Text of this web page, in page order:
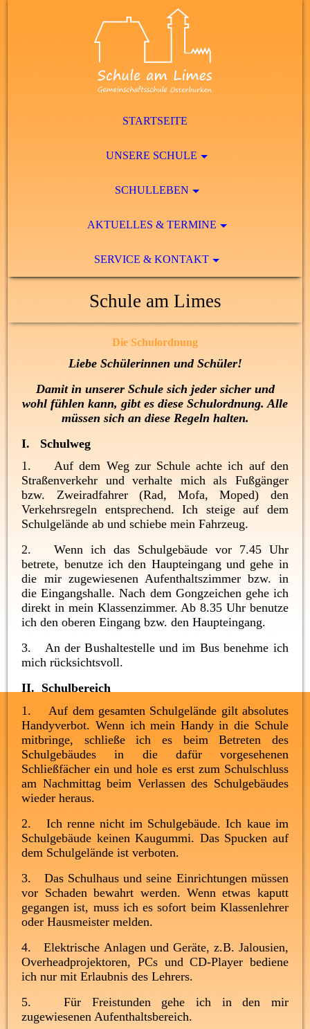
STARTSEITE
UNSERE SCHULE
SCHULLEBEN
AKTUELLES & TERMINE
SERVICE & KONTAKT
Schule am Limes
Die Schulordnung
Liebe Schülerinnen und Schüler!
Damit in unserer Schule sich jeder sicher und
wohl fühlen kann, gibt es diese Schulordnung. Alle
müssen sich an diese Regeln halten.
I. Schulweg
1. Auf dem Weg zur Schule achte ich auf den
Straßenverkehr und verhalte mich als Fußgänger
bzw. Zweiradfahrer (Rad, Mofa, Moped) den
Verkehrsregeln entsprechend. Ich steige auf dem
Schulgelände ab und schiebe mein Fahrzeug.
2. Wenn ich das Schulgebäude vor 7.45 Uhr
betrete, benutze ich den Haupteingang und gehe in
die mir zugewiesenen Aufenthaltszimmer bzw. in
die Eingangshalle. Nach dem Gongzeichen gehe ich
direkt in mein Klassenzimmer. Ab 8.35 Uhr benutze
ich den oberen Eingang bzw. den Haupteingang.
3. An der Bushaltestelle und im Bus benehme ich
mich rücksichtsvoll.
II. Schulbereich
1. Auf dem gesamten Schulgelände gilt absolutes
Handyverbot. Wenn ich mein Handy in die Schule
mitbringe, schließe ich es beim Betreten des
Schulgebäudes in die dafür vorgesehenen
Schließfächer ein und hole es erst zum Schulschluss
am Nachmittag beim Verlassen des Schulgebäudes
wieder heraus.
2. Ich renne nicht im Schulgebäude. Ich kaue im
Schulgebäude keinen Kaugummi. Das Spucken auf
dem Schulgelände ist verboten.
3. Das Schulhaus und seine Einrichtungen müssen
vor Schaden bewahrt werden. Wenn etwas kaputt
gegangen ist, muss ich es sofort beim Klassenlehrer
oder Hausmeister melden.
4. Elektrische Anlagen und Geräte, z.B. Jalousien,
Overheadprojektoren, PCs und CD-Player bediene
ich nur mit Erlaubnis des Lehrers.
5. Für Freistunden gehe ich in den mir
zugewiesenen Aufenthaltsbereich.